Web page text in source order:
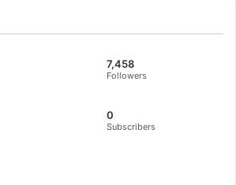
7,458
Followers
0
Subscribers